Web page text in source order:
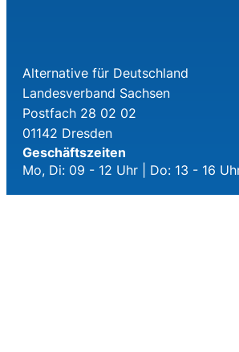
Alternative für Deutschland
Landesverband Sachsen
Postfach 28 02 02
01142 Dresden
Geschäftszeiten
Mo, Di: 09 - 12 Uhr | Do: 13 - 16